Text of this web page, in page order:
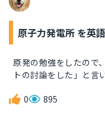
原子力発電所 を英
原発の勉強をしたので
トの討論をした」と言
0 895